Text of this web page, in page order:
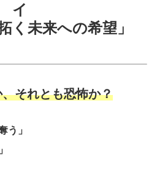
イ
く未来への希望」
それとも恐怖か？
う」